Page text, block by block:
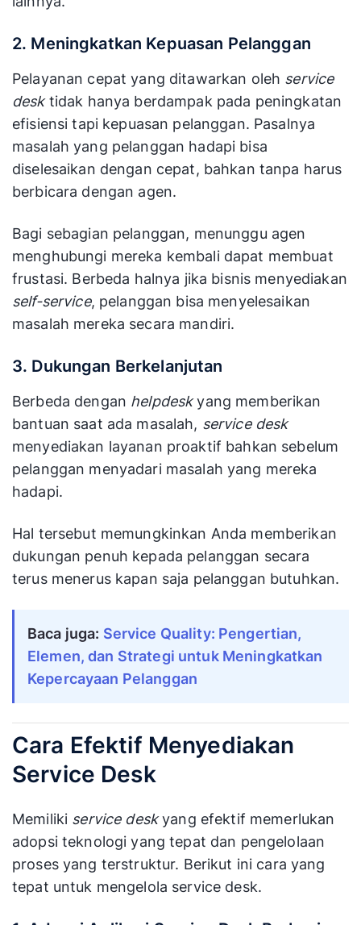
2. Meningkatkan Kepuasan Pelanggan
Pelayanan cepat yang ditawarkan oleh service
desktidak hanya berdampak pada peningkatan
efisiensi tapi kepuasan pelanggan. Pasalnya
masalah yang pelanggan hadapi bisa
diselesaikan dengan cepat, bahkan tanpa harus
berbicara dengan agen.
Bagi sebagian pelanggan, menunggu agen
menghubungi mereka kembali dapat membuat
frustasi. Berbeda halnya jika bisnis menyediakan
self-service, pelanggan bisa menyelesaikan
masalah mereka secara mandiri.
3. Dukungan Berkelanjutan
Berbeda dengan helpdeskyang memberikan
bantuan saat ada masalah, service desk
menyediakan layanan proaktif bahkan sebelum
pelanggan menyadari masalah yang mereka
hadapi.
Hal tersebut memungkinkan Anda memberikan
dukungan penuh kepada pelanggan secara
terus menerus kapan saja pelanggan butuhkan.
Baca juga: Service Quality: Pengertian,
Elemen, dan Strategi untuk Meningkatkan
Kepercayaan Pelanggan
Cara Efektif Menyediakan
Service Desk
Memiliki service deskyang efektif memerlukan
adopsi teknologi yang tepat dan pengelolaan
proses yang terstruktur. Berikut ini cara yang
tepat untuk mengelola service desk.